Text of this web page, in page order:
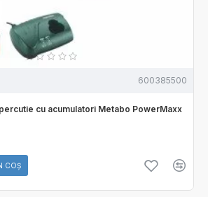
600385500
cu acumulatori Metabo PowerMaxx
COŞ